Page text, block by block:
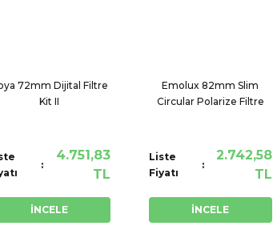
72mm Dijital Filtre
Kit II
4.751,83
TL
İNCELE
Emolux 82mm Slim
Circular Polarize Filtre
Liste
Fiyatı
2.742,58
TL
İNCELE